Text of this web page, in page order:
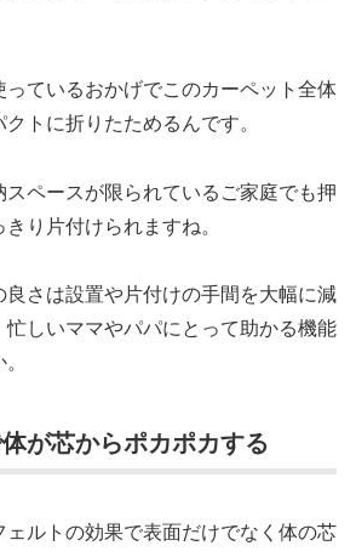
っているおかげでこのカーペット全体
トに折りたためるんです。
ペースが限られているご家庭でも押
り片付けられますね。
良さは設置や片付けの手間を大幅に減
忙しいママやパパにとって助かる機能
が芯からポカポカする
ルトの効果で表面だけでなく体の芯